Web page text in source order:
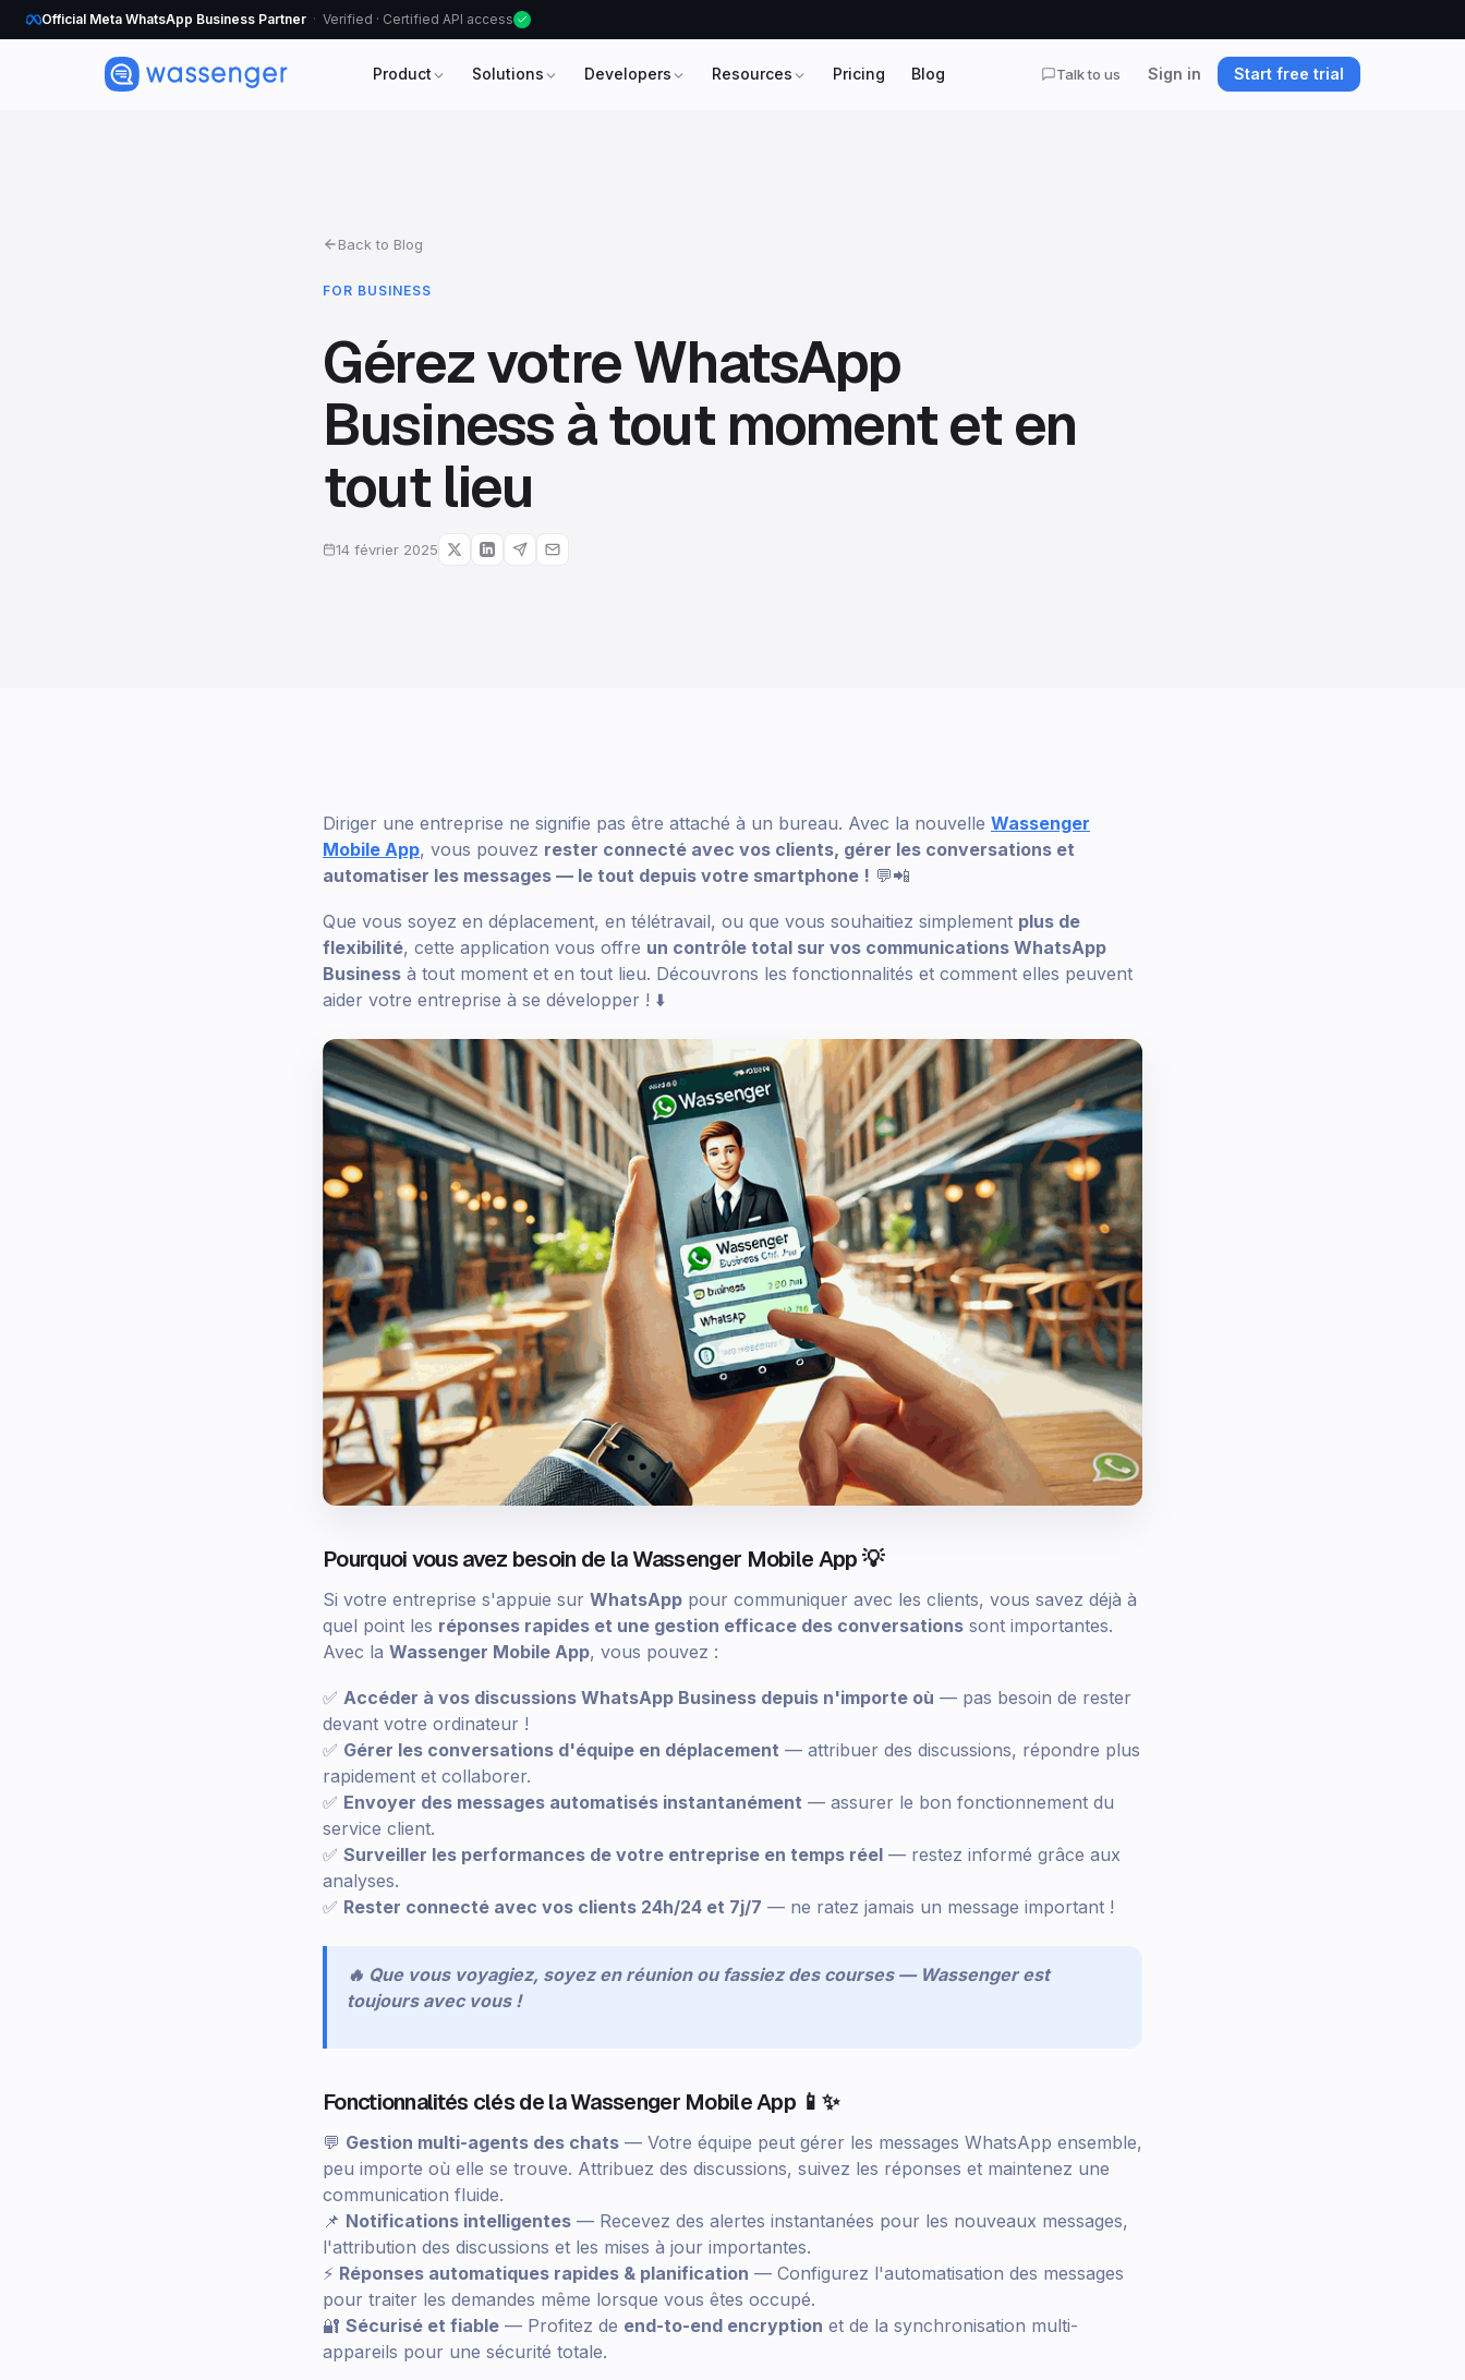
Official Meta WhatsApp Business Partner Verified · Certified API access
Product Solutions Developers Resources Pricing Blog Talk to us Sign in Start free trial
Back to Blog
FOR BUSINESS
Gérez votre WhatsApp
Business à tout moment et en
tout lieu
14 février 2025
Diriger une entreprise ne signifie pas être attaché à un bureau. Avec la nouvelle Wassenger
Mobile App, vous pouvez rester connecté avec vos clients, gérer les conversations et
automatiser les messages — le tout depuis votre smartphone ! 💬📲
Que vous soyez en déplacement, en télétravail, ou que vous souhaitiez simplement plus de
flexibilité, cette application vous offre un contrôle total sur vos communications WhatsApp
Business à tout moment et en tout lieu. Découvrons les fonctionnalités et comment elles peuvent
aider votre entreprise à se développer ! ⬇️
Pourquoi vous avez besoin de la Wassenger Mobile App 💡
Si votre entreprise s'appuie sur WhatsApp pour communiquer avec les clients, vous savez déjà à
quel point les réponses rapides et une gestion efficace des conversations sont importantes.
Avec la Wassenger Mobile App, vous pouvez :
✅ Accéder à vos discussions WhatsApp Business depuis n'importe où — pas besoin de rester
devant votre ordinateur !
✅ Gérer les conversations d'équipe en déplacement — attribuer des discussions, répondre plus
rapidement et collaborer.
✅ Envoyer des messages automatisés instantanément — assurer le bon fonctionnement du
service client.
✅ Surveiller les performances de votre entreprise en temps réel — restez informé grâce aux
analyses.
✅ Rester connecté avec vos clients 24h/24 et 7j/7 — ne ratez jamais un message important !
🔥 Que vous voyagiez, soyez en réunion ou fassiez des courses — Wassenger est
toujours avec vous !
Fonctionnalités clés de la Wassenger Mobile App 📱✨
💬 Gestion multi-agents des chats — Votre équipe peut gérer les messages WhatsApp ensemble,
peu importe où elle se trouve. Attribuez des discussions, suivez les réponses et maintenez une
communication fluide.
📌 Notifications intelligentes — Recevez des alertes instantanées pour les nouveaux messages,
l'attribution des discussions et les mises à jour importantes.
⚡ Réponses automatiques rapides & planification — Configurez l'automatisation des messages
pour traiter les demandes même lorsque vous êtes occupé.
🔐 Sécurisé et fiable — Profitez de end-to-end encryption et de la synchronisation multi-
appareils pour une sécurité totale.